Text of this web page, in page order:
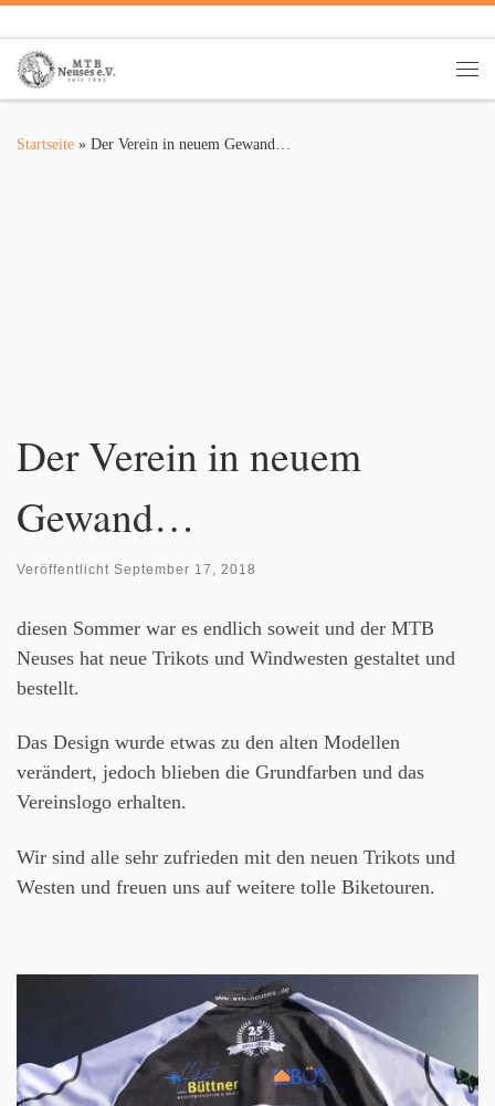
Startseite » Der Verein in neuem Gewand…
Der Verein in neuem
Gewand…
Veröffentlicht September 17, 2018
diesen Sommer war es endlich soweit und der MTB
Neuses hat neue Trikots und Windwesten gestaltet und
bestellt.
Das Design wurde etwas zu den alten Modellen
verändert, jedoch blieben die Grundfarben und das
Vereinslogo erhalten.
Wir sind alle sehr zufrieden mit den neuen Trikots und
Westen und freuen uns auf weitere tolle Biketouren.